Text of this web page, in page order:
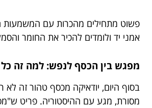
פשוט מתחילים מהכרות עם המשמעות
אמני יד ולומדים להכיר את החומר
מפגש בין הכסף לנפש: למה זה כל
בסוף היום, יודאיקה מכסף טהור זה לא
מסורת, מגע עם ההיסטוריה. פריט